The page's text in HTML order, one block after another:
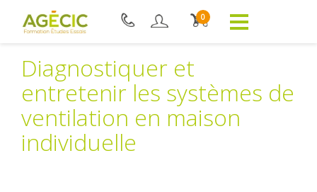
0
Diagnostiquer et
entretenir les systèmes de
ventilation en maison
individuelle